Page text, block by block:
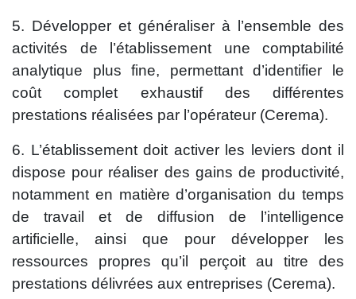
5. Développer et généraliser à l’ensemble des
activités de l’établissement une comptabilité
analytique plus fine, permettant d’identifier le
coût complet exhaustif des différentes
prestations réalisées par l’opérateur (Cerema).
6. L’établissement doit activer les leviers dont il
dispose pour réaliser des gains de productivité,
notamment en matière d’organisation du temps
de travail et de diffusion de l’intelligence
artificielle, ainsi que pour développer les
ressources propres qu’il perçoit au titre des
prestations délivrées aux entreprises (Cerema).